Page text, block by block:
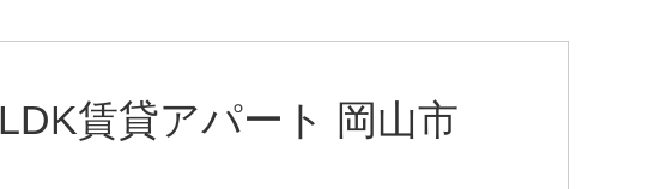
賃貸アパート 岡山市